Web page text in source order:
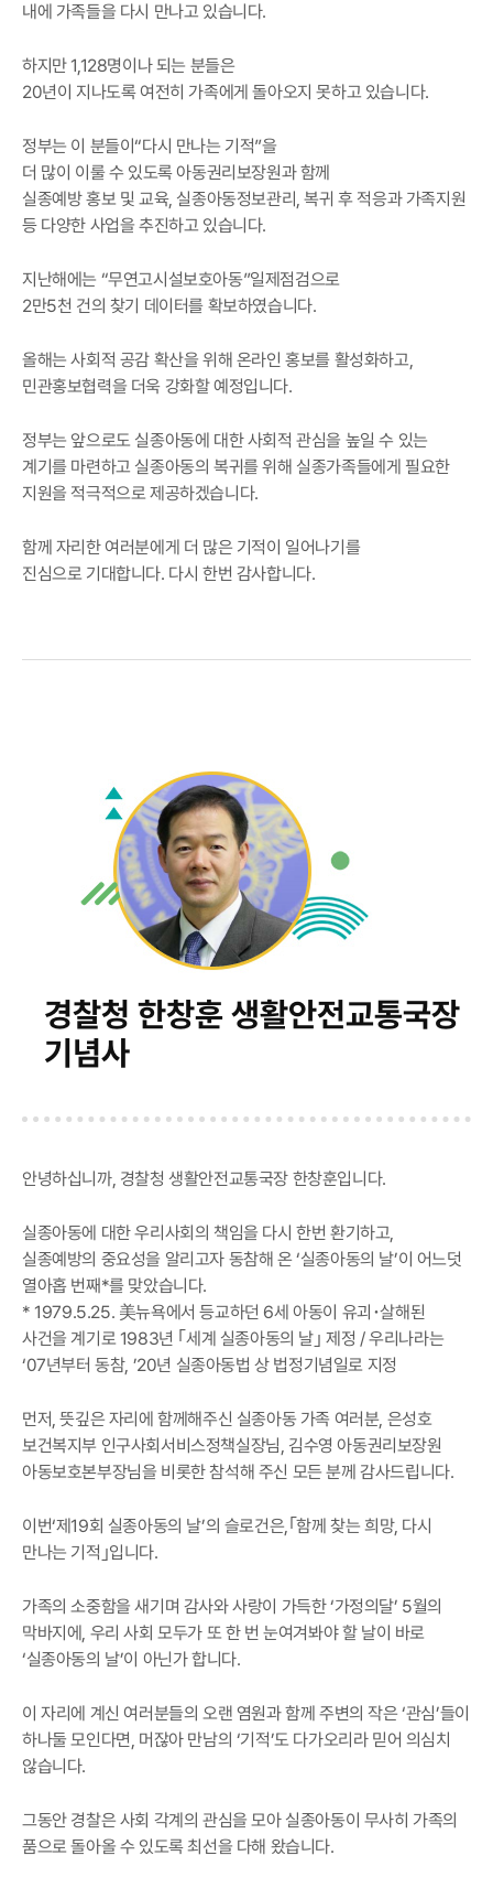
내에 가족들을 다시 만나고 있습니다.
하지만 1,128명이나 되는 분들은
20년이 지나도록 여전히 가족에게 돌아오지 못하고 있습니다.
정부는 이 분들이“다시 만나는 기적”을
더 많이 이룰 수 있도록 아동권리보장원과 함께
실종예방 홍보 및 교육, 실종아동정보관리, 복귀 후 적응과 가족지원
등 다양한 사업을 추진하고 있습니다.
지난해에는 “무연고시설보호아동”일제점검으로
2만5천 건의 찾기 데이터를 확보하였습니다.
올해는 사회적 공감 확산을 위해 온라인 홍보를 활성화하고,
민관홍보협력을 더욱 강화할 예정입니다.
정부는 앞으로도 실종아동에 대한 사회적 관심을 높일 수 있는
계기를 마련하고 실종아동의 복귀를 위해 실종가족들에게 필요한
지원을 적극적으로 제공하겠습니다.
함께 자리한 여러분에게 더 많은 기적이 일어나기를
진심으로 기대합니다. 다시 한번 감사합니다.
경찰청 한창훈 생활안전교통국장
기념사
안녕하십니까, 경찰청 생활안전교통국장 한창훈입니다.
실종아동에 대한 우리사회의 책임을 다시 한번 환기하고,
실종예방의 중요성을 알리고자 동참해 온 ‘실종아동의 날’이 어느덧
열아홉 번째*를 맞았습니다.
* 1979.5.25. 美뉴욕에서 등교하던 6세 아동이 유괴･살해된
사건을 계기로 1983년 ｢세계 실종아동의 날｣ 제정 / 우리나라는
‘07년부터 동참, ’20년 실종아동법 상 법정기념일로 지정
먼저, 뜻깊은 자리에 함께해주신 실종아동 가족 여러분, 은성호
보건복지부 인구사회서비스정책실장님, 김수영 아동권리보장원
아동보호본부장님을 비롯한 참석해 주신 모든 분께 감사드립니다.
이번‘제19회 실종아동의 날’의 슬로건은,｢함께 찾는 희망, 다시
만나는 기적｣입니다.
가족의 소중함을 새기며 감사와 사랑이 가득한 ‘가정의달’ 5월의
막바지에, 우리 사회 모두가 또 한 번 눈여겨봐야 할 날이 바로
‘실종아동의 날’이 아닌가 합니다.
이 자리에 계신 여러분들의 오랜 염원과 함께 주변의 작은 ‘관심’들이
하나둘 모인다면, 머잖아 만남의 ‘기적’도 다가오리라 믿어 의심치
않습니다.
그동안 경찰은 사회 각계의 관심을 모아 실종아동이 무사히 가족의
품으로 돌아올 수 있도록 최선을 다해 왔습니다.